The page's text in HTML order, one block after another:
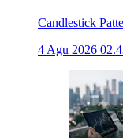
Candlestick
4 Agu 2026